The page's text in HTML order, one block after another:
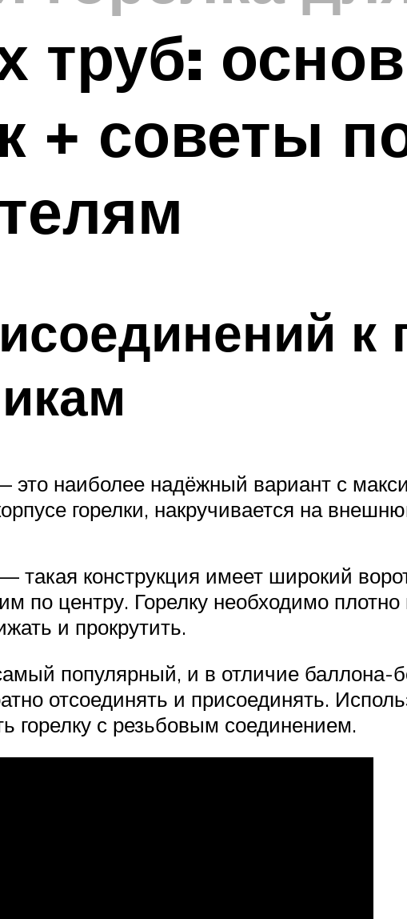
труб:
+ советы
к
наиболее надёжный вариант с
горелки, накручивается на
такая конструкция имеет широкий
по центру. Горелку необходимо
и прокрутить.
популярный, и в отличие баллона-
отсоединять и присоединять.
горелку с резьбовым соединением.